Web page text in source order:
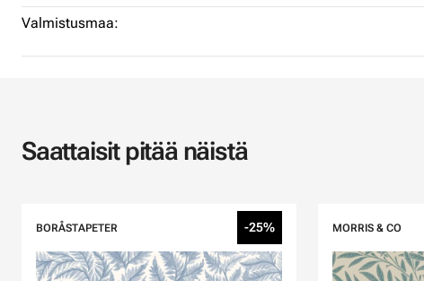
Valmistusmaa:
Saattaisit pitää näistä
BORÅSTAPETER -25% MORRIS & CO